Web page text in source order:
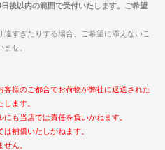
後以内の範囲で受付いたします。ご希望
すぎたりする場合、ご希望に添えないこ
せ。
客様のご都合でお荷物が弊社に返送された
ます。
も当店では責任を負いかねます。
補償いたしかねます。
ん。